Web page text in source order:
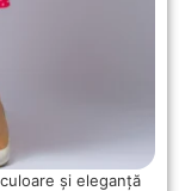
și eleganță